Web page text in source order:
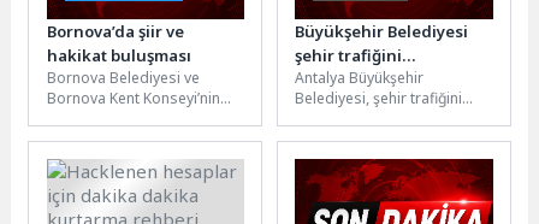
Bornova’da şiir ve
hakikat buluşması
Bornova Belediyesi ve
Bornova Kent Konseyi’nin
Söyleşileri”nde Mayıs ayının
konuğu şair-yazar Ünal
Ersözlü...
Büyükşehir Belediyesi
şehir trafiğini
rahatlatıyor
Antalya Büyükşehir
Belediyesi, şehir trafiğini
çalışmaları sürdürüyor. Bu
kapsamda, İller Bankası
Kavşağı...